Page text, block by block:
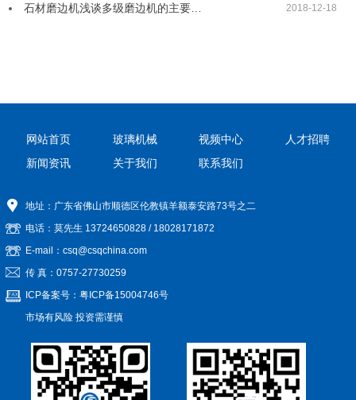
石材磨边机浅谈多级磨边机的主要… 2018-12-18
网站首页 玻璃机械 视频中心
人才招聘
新闻资讯
关于我们 联系我们
地址：广东省佛山市顺德区伦教镇羊额泰安路73号之二
电话：莫先生 13724650828/ 18028171872
E-mail：csq@csqchina.com
传 真：0757-27730259
ICP备案号： 粤ICP备15004746号
市场有风险 投资需谨慎